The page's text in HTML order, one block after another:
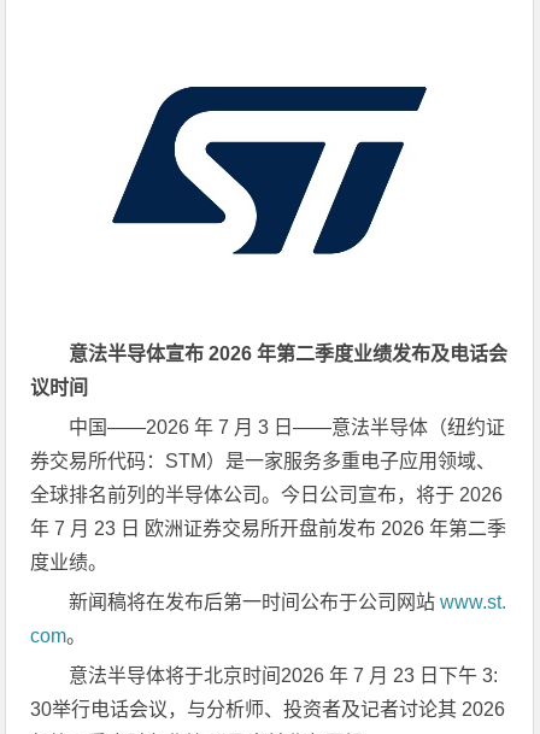
意法半导体宣布 2026 年第二季度业绩发布及电话会
议时间
中国——2026 年 7 月 3 日——意法半导体（纽约证
券交易所代码：STM）是一家服务多重电子应用领域、
全球排名前列的半导体公司。今日公司宣布，将于 2026
年 7 月 23 日 欧洲证券交易所开盘前发布 2026 年第二季
度业绩。
新闻稿将在发布后第一时间公布于公司网站www.st.
com。
意法半导体将于北京时间2026 年 7 月 23 日下午 3:
30举行电话会议，与分析师、投资者及记者讨论其 2026